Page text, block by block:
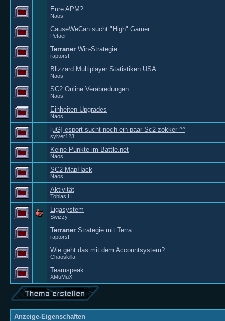
Eure APM?
Naos
CauseWeCan sucht "High" Gamer
Petaer
Terraner Win-Strategie
raptorsf
Blizzard Multiplayer Statistiken USA
Naos
SC2 Online Verabredungen
Naos
Einheiten Upgrades
Naos
[uG]-esport sucht noch ein paar Sc2 zokker ^^
sylver123
Keine Punkte im Battle.net
Naos
SC2 MapHack
Naos
Aktivität
Tobias.H
Ligasystem
Swizzy
Terraner Strategie mit Terra
raptorsf
Wie geht das mit dem Accountsystem?
Chaoskilla
Teamspeak
XMuMuX
Anzeige-Eigenschaften